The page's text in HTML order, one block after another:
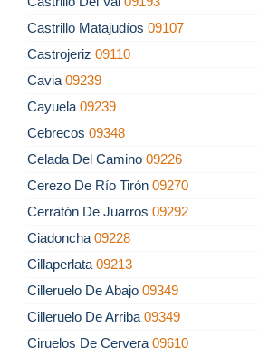
Castrillo Matajudíos 09107
Castrojeriz 09110
Cavia 09239
Cayuela 09239
Cebrecos 09348
Celada Del Camino 09226
Cerezo De Río Tirón 09270
Cerratón De Juarros 09292
Ciadoncha 09228
Cillaperlata 09213
Cilleruelo De Abajo 09349
Cilleruelo De Arriba 09349
Ciruelos De Cervera 09610